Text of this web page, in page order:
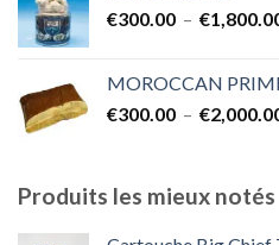
€300.00 – €
MOROCCAN
€300.00 – €
Produits les mieux notés